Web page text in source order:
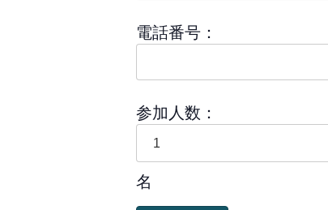
電話番号：
参加人数：
名